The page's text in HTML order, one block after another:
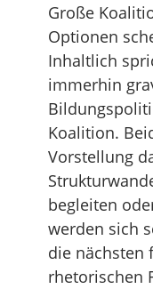
Große
Optionen
Inhaltlich
immerhin
Koalition.
Vorstellung
begleiten
werden sich
die nächsten
rhetorischen